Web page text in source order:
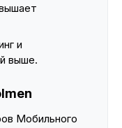
и
выше.
Мобильного